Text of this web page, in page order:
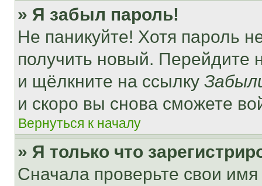
» Я забыл пароль!
Не паникуйте! Хотя пароль
получить новый. Перейдите
и щёлкните на ссылку
и скоро вы снова сможете
Вернуться к началу
» Я только что
Сначала проверьте свои